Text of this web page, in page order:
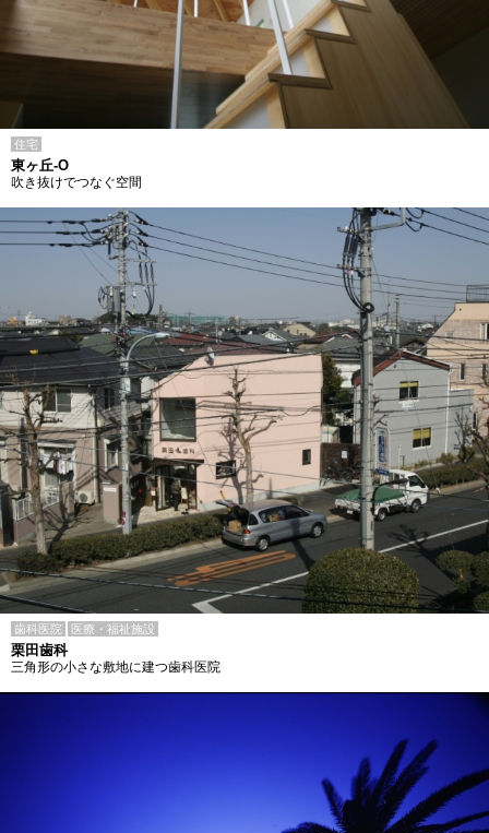
住宅
東ヶ丘-O
吹き抜けでつなぐ空間
歯科医院 医療・福祉施設
栗田歯科
三角形の小さな敷地に建つ歯科医院